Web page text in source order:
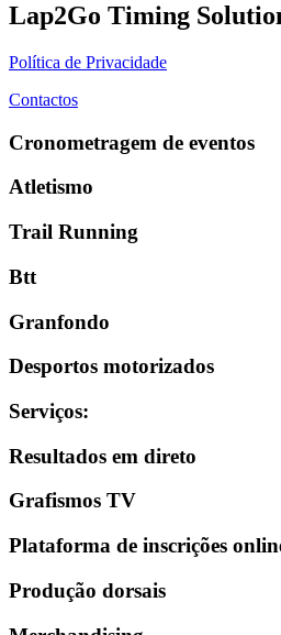
Lap2Go Timing
Política de Privacidade
Contactos
Cronometragem de eventos
Atletismo
Trail Running
Btt
Granfondo
Desportos motorizados
Serviços:
Resultados em direto
Grafismos TV
Plataforma de inscrições
Produção dorsais